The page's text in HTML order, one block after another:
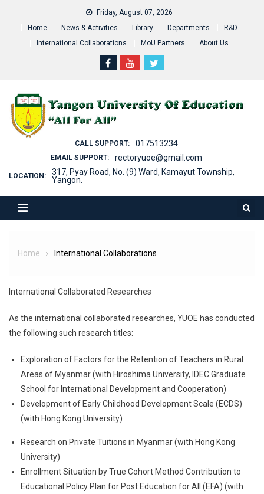
Friday, August 07, 2026
Home
News & Activities Library Departments
R&D
International Collaborations
MoU Partners About Us
CALL SUPPORT: 017513234
EMAIL SUPPORT: rectoryuoe@gmail.com
LOCATION:
317, Pyay Road, No. (9) Ward, Kamayut Township,
Yangon.
Home International Collaborations
International Collaborated Researches
As the international collaborated researches, YUOE has conducted
the following such research titles:
Exploration of Factors for the Retention of Teachers in Rural
Areas of Myanmar (with Hiroshima University, IDEC Graduate
School for International Development and Cooperation)
Development of Early Childhood Development Scale (ECDS)
(with Hong Kong University)
Research on Private Tuitions in Myanmar (with Hong Kong
University)
Enrollment Situation by True Cohort Method Contribution to
Educational Policy Plan for Post Education for All (EFA) (with